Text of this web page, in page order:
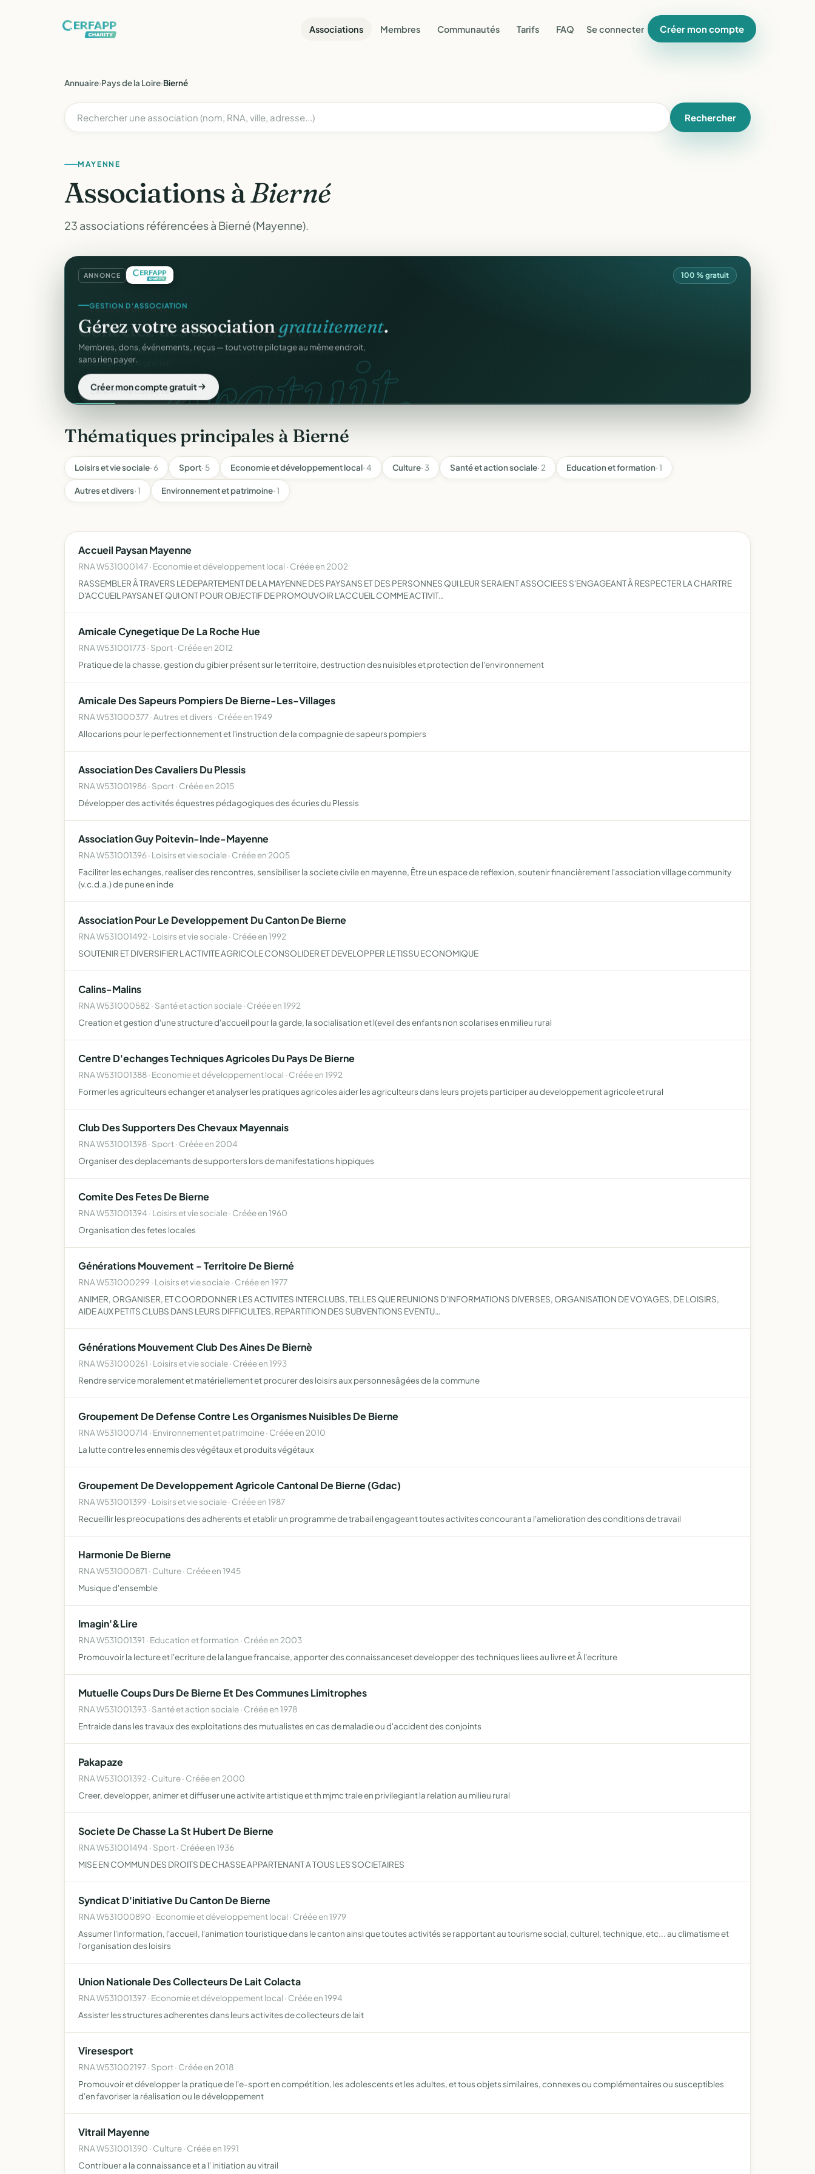
Associations Membres Communautés Tarifs FAQ Se connecter Créer mon compte
Annuaire›Pays de la Loire›Bierné
Rechercher
MAYENNE
Associations àBierné
23 associations référencées à Bierné (Mayenne).
ANNONCE 100 % gratuit
gratuit.
GESTION D'ASSOCIATION
Gérez votre association gratuitement.
Membres, dons, événements, reçus — tout votre pilotage au même endroit,
sans rien payer.
Créer mon compte gratuit
Thématiques principales à Bierné
Loisirs et vie sociale· 6 Sport· 5 Economie et développement local· 4 Culture· 3 Santé et action sociale· 2 Education et formation· 1
Autres et divers· 1 Environnement et patrimoine· 1
Accueil Paysan Mayenne
RNA W531000147 · Economie et développement local · Créée en 2002
RASSEMBLER Â TRAVERS LE DEPARTEMENT DE LA MAYENNE DES PAYSANS ET DES PERSONNES QUI LEUR SERAIENT ASSOCIEES S'ENGAGEANT Â RESPECTER LA CHARTRE
D'ACCUEIL PAYSAN ET QUI ONT POUR OBJECTIF DE PROMOUVOIR L'ACCUEIL COMME ACTIVIT…
Amicale Cynegetique De La Roche Hue
RNA W531001773 · Sport · Créée en 2012
Pratique de la chasse, gestion du gibier présent sur le territoire, destruction des nuisibles et protection de l'environnement
Amicale Des Sapeurs Pompiers De Bierne-Les-Villages
RNA W531000377 · Autres et divers · Créée en 1949
Allocarions pour le perfectionnement et l'instruction de la compagnie de sapeurs pompiers
Association Des Cavaliers Du Plessis
RNA W531001986 · Sport · Créée en 2015
Développer des activités équestres pédagogiques des écuries du Plessis
Association Guy Poitevin-Inde-Mayenne
RNA W531001396 · Loisirs et vie sociale · Créée en 2005
Faciliter les echanges, realiser des rencontres, sensibiliser la societe civile en mayenne, Être un espace de reflexion, soutenir financièrement l'association village community
(v.c.d.a.) de pune en inde
Association Pour Le Developpement Du Canton De Bierne
RNA W531001492 · Loisirs et vie sociale · Créée en 1992
SOUTENIR ET DIVERSIFIER L ACTIVITE AGRICOLE CONSOLIDER ET DEVELOPPER LE TISSU ECONOMIQUE
Calins-Malins
RNA W531000582 · Santé et action sociale · Créée en 1992
Creation et gestion d'une structure d'accueil pour la garde, la socialisation et l(eveil des enfants non scolarises en milieu rural
Centre D'echanges Techniques Agricoles Du Pays De Bierne
RNA W531001388 · Economie et développement local · Créée en 1992
Former les agriculteurs echanger et analyser les pratiques agricoles aider les agriculteurs dans leurs projets participer au developpement agricole et rural
Club Des Supporters Des Chevaux Mayennais
RNA W531001398 · Sport · Créée en 2004
Organiser des deplacemants de supporters lors de manifestations hippiques
Comite Des Fetes De Bierne
RNA W531001394 · Loisirs et vie sociale · Créée en 1960
Organisation des fetes locales
Générations Mouvement - Territoire De Bierné
RNA W531000299 · Loisirs et vie sociale · Créée en 1977
ANIMER, ORGANISER, ET COORDONNER LES ACTIVITES INTERCLUBS, TELLES QUE REUNIONS D'INFORMATIONS DIVERSES, ORGANISATION DE VOYAGES, DE LOISIRS,
AIDE AUX PETITS CLUBS DANS LEURS DIFFICULTES, REPARTITION DES SUBVENTIONS EVENTU…
Générations Mouvement Club Des Aines De Biernè
RNA W531000261 · Loisirs et vie sociale · Créée en 1993
Rendre service moralement et matériellement et procurer des loisirs aux personnesâgées de la commune
Groupement De Defense Contre Les Organismes Nuisibles De Bierne
RNA W531000714 · Environnement et patrimoine · Créée en 2010
La lutte contre les ennemis des végétaux et produits végétaux
Groupement De Developpement Agricole Cantonal De Bierne (Gdac)
RNA W531001399 · Loisirs et vie sociale · Créée en 1987
Recueillir les preocupations des adherents et etablir un programme de trabail engageant toutes activites concourant a l'amelioration des conditions de travail
Harmonie De Bierne
RNA W531000871 · Culture · Créée en 1945
Musique d'ensemble
Imagin'&Lire
RNA W531001391 · Education et formation · Créée en 2003
Promouvoir la lecture et l'ecriture de la langue francaise, apporter des connaissanceset developper des techniques liees au livre et Â l'ecriture
Mutuelle Coups Durs De Bierne Et Des Communes Limitrophes
RNA W531001393 · Santé et action sociale · Créée en 1978
Entraide dans les travaux des exploitations des mutualistes en cas de maladie ou d'accident des conjoints
Pakapaze
RNA W531001392 · Culture · Créée en 2000
Creer, developper, animer et diffuser une activite artistique et th mjmc trale en privilegiant la relation au milieu rural
Societe De Chasse La St Hubert De Bierne
RNA W531001494 · Sport · Créée en 1936
MISE EN COMMUN DES DROITS DE CHASSE APPARTENANT A TOUS LES SOCIETAIRES
Syndicat D'initiative Du Canton De Bierne
RNA W531000890 · Economie et développement local · Créée en 1979
Assumer l'information, l'accueil, l'animation touristique dans le canton ainsi que toutes activités se rapportant au tourisme social, culturel, technique, etc... au climatisme et
l'organisation des loisirs
Union Nationale Des Collecteurs De Lait Colacta
RNA W531001397 · Economie et développement local · Créée en 1994
Assister les structures adherentes dans leurs activites de collecteurs de lait
Viresesport
RNA W531002197 · Sport · Créée en 2018
Promouvoir et développer la pratique de l'e-sport en compétition, les adolescents et les adultes, et tous objets similaires, connexes ou complémentaires ou susceptibles
d'en favoriser la réalisation ou le développement
Vitrail Mayenne
RNA W531001390 · Culture · Créée en 1991
Contribuer a la connaissance et a l' initiation au vitrail